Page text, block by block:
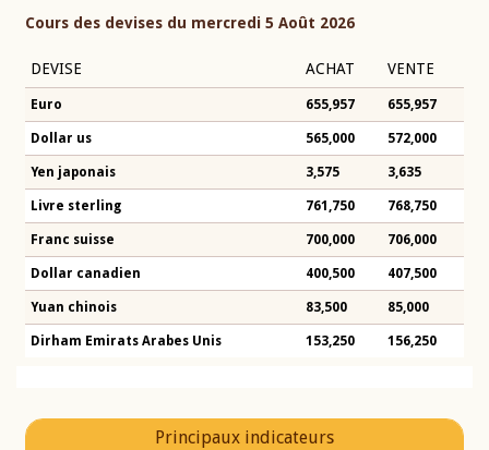
Cours des devises du mercredi 5 Août 2026
DEVISE ACHAT VENTE
Euro 655,957 655,957
Dollar us 565,000 572,000
Yen japonais 3,575 3,635
Livre sterling 761,750 768,750
Franc suisse 700,000 706,000
Dollar canadien 400,500 407,500
Yuan chinois 83,500 85,000
Dirham Emirats Arabes Unis 153,250 156,250
Principaux indicateurs